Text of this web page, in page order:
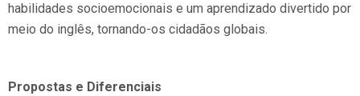
habilidades socioemocionais e um aprendizado divertido por
meio do inglês, tornando-os cidadãos globais.
Propostas e Diferenciais